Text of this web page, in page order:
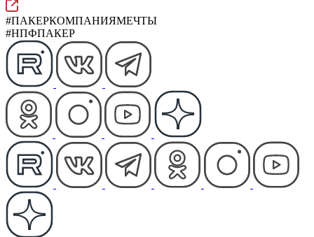
#ПАКЕРКОМПАНИЯМЕЧТЫ
#НПФПАКЕР